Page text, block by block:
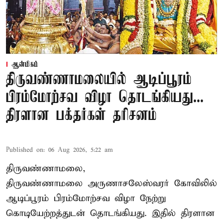
ஆன்மிகம்
திருவண்ணாமலையில் ஆடிப்பூரம்
பிரம்மோற்சவ விழா தொடங்கியது...
திரளான பக்தர்கள் தரிசனம்
Published on: 06 Aug 2026, 5:22 am
திருவண்ணாமலை,
திருவண்ணாமலை அருணாசலேஸ்வரர் கோவிலில்
ஆடிப்பூரம் பிரம்மோற்சவ விழா நேற்று
கொடியேற்றத்துடன் தொடங்கியது. இதில் திரளான